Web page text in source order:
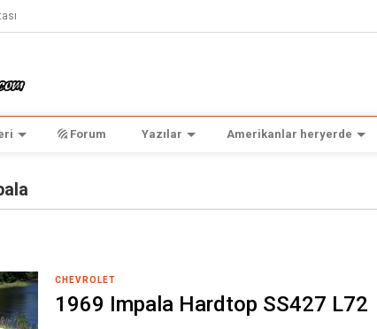
Forum Yazılar Amerikanlar heryerde
CHEVROLET
1969 Impala Hardtop SS427 L72